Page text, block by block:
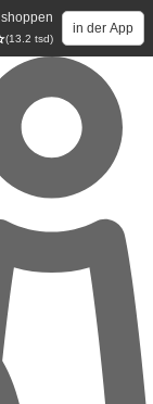
(13.2 tsd)
in der App